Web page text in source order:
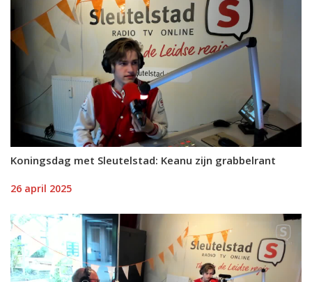
Koningsdag met Sleutelstad: Keanu zijn grabbelrant
26 april 2025